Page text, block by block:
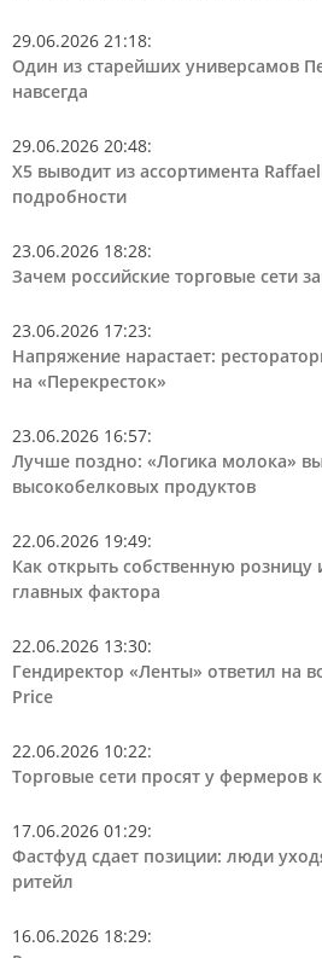
29.06.2026 21:18:
Один из старейших универсамов
навсегда
29.06.2026 20:48:
Х5 выводит из ассортимента
подробности
23.06.2026 18:28:
Зачем российские торговые сети
23.06.2026 17:23:
Напряжение нарастает:
на «Перекресток»
23.06.2026 16:57:
Лучше поздно: «Логика молока»
высокобелковых продуктов
22.06.2026 19:49:
Как открыть собственную розницу
главных фактора
22.06.2026 13:30:
Гендиректор «Ленты» ответил на
Price
22.06.2026 10:22:
Торговые сети просят у фермеров
17.06.2026 01:29:
Фастфуд сдает позиции: люди
ритейл
16.06.2026 18:29: